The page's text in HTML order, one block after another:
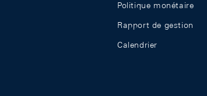
Politique monétaire
Rapport de gestion
Calendrier